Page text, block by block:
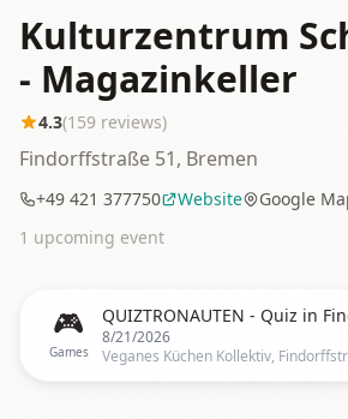
Kulturzentrum
- Magazinkeller
4.3(159 reviews)
Findorffstraße 51, Bremen
+49 421 377750 Website
Google
1 upcoming event
🎮
Games
QUIZTRONAUTEN - Quiz in
8/21/2026